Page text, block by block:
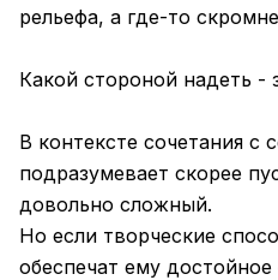
рельефа, а где-то
Какой стороной надеть -
В контексте сочетания с
подразумевает скорее
довольно сложный.
Но если творческие
обеспечат ему